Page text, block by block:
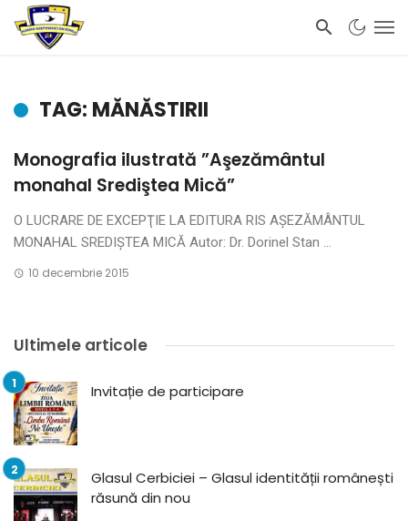
TAG: MĂNĂSTIRII
Monografia ilustrată ”Aşezământul
monahal Srediştea Mică”
O LUCRARE DE EXCEPŢIE LA EDITURA RIS AŞEZĂMÂNTUL
MONAHAL SREDIŞTEA MICĂ Autor: Dr. Dorinel Stan ...
10 decembrie 2015
Ultimele articole
Invitație de participare
Glasul Cerbiciei – Glasul identității românești
răsună din nou